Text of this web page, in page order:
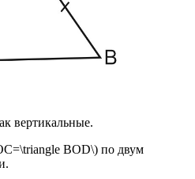
вертикальные.
BOD\) по двум